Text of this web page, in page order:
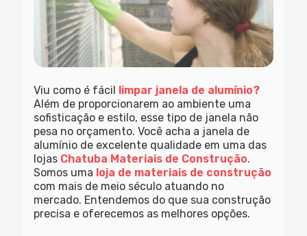
Viu como é fácil limpar janela de alumínio?
Além de proporcionarem ao ambiente uma
sofisticação e estilo, esse tipo de janela não
pesa no orçamento. Você acha a janela de
alumínio de excelente qualidade em uma das
lojas Chatuba Materiais de Construção.
Somos uma loja de materiais de construção
com mais de meio século atuando no
mercado. Entendemos do que sua construção
precisa e oferecemos as melhores opções.